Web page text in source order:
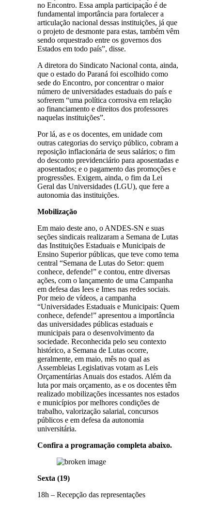
no Encontro. Essa ampla participação é de
fundamental importância para fortalecer a
articulação nacional dessas instituições, já que
o projeto de desmonte para estas, também vêm
sendo orquestrado entre os governos dos
Estados em todo país”, disse.
A diretora do Sindicato Nacional conta, ainda,
que o estado do Paraná foi escolhido como
sede do Encontro, por concentrar o maior
número de universidades estaduais do país e
sofrerem “uma política corrosiva em relação
ao financiamento e direitos dos professores
naquelas instituições”.
Por lá, as e os docentes, em unidade com
outras categorias do serviço público, cobram a
reposição inflacionária de seus salários; o fim
do desconto previdenciário para aposentadas e
aposentados; e o pagamento das promoções e
progressões. Exigem, ainda, o fim da Lei
Geral das Universidades (LGU), que fere a
autonomia das instituições.
Mobilização
Em maio deste ano, o ANDES-SN e suas
seções sindicais realizaram a Semana de Lutas
das Instituições Estaduais e Municipais de
Ensino Superior públicas, que teve como tema
central “Semana de Lutas do Setor: quem
conhece, defende!” e contou, entre diversas
ações, com o lançamento de uma Campanha
em defesa das Iees e Imes nas redes sociais.
Por meio de vídeos, a campanha
“Universidades Estaduais e Municipais: Quem
conhece, defende!” apresentou a importância
das universidades públicas estaduais e
municipais para o desenvolvimento da
sociedade. Reconhecida pelo seu contexto
histórico, a Semana de Lutas ocorre,
geralmente, em maio, mês no qual as
Assembleias Legislativas votam as Leis
Orçamentárias Anuais dos estados. Além da
luta por mais orçamento, as e os docentes têm
realizado mobilizações incessantes nos estados
e municípios por melhores condições de
trabalho, valorização salarial, concursos
públicos e em defesa da autonomia
universitária.
Confira a programação completa abaixo.
Sexta (19)
18h – Recepção das representações